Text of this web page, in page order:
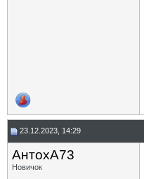
23.12.2023, 14:29
АнтохА73
Новичок